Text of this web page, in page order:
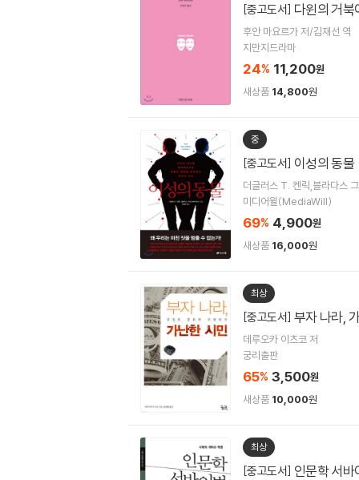
[중고도서] 다윈의 거북
후안 마요르가 저/김재선 역
지만지드라마
24% 11,200원
새상품 14,800원
중
[중고도서] 이성의 동물
더글러스 T. 켄릭,블라다스
미디어윌(MediaWill)
69% 4,900원
새상품 16,000원
최상
[중고도서] 부자 나라,
데루오카 이츠코 저
궁리출판
65% 3,500원
새상품 10,000원
최상
[중고도서] 인문학 서바